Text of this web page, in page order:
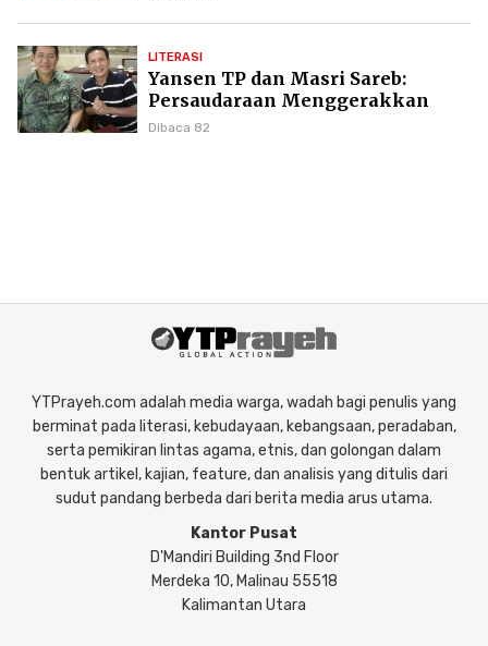
LITERASI
Yansen TP dan Masri Sareb:
Persaudaraan Menggerakkan
Literasi Borneo
Dibaca 82
YTPrayeh.com adalah media warga, wadah bagi penulis yang
berminat pada literasi, kebudayaan, kebangsaan, peradaban,
serta pemikiran lintas agama, etnis, dan golongan dalam
bentuk artikel, kajian, feature, dan analisis yang ditulis dari
sudut pandang berbeda dari berita media arus utama.
Kantor Pusat
D'Mandiri Building 3nd Floor
Merdeka 10, Malinau 55518
Kalimantan Utara